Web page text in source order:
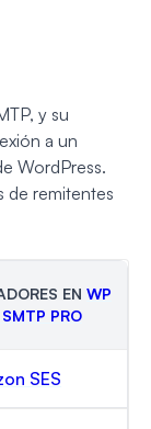
y su
a un
WordPress.
de remitentes
EN WP
PRO
SES